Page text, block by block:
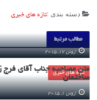
دسته بندی :تازه های خبری
مطالب مرتبط
تازه های خبری
ژوئن 17, 2015
متن مصاحبه جناب آقای فرج
ساختمان
ژوئن 1, 2015